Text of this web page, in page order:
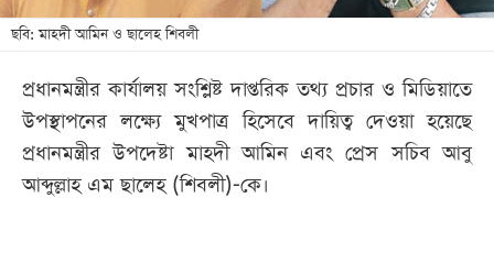
শিক্ষা
সব
বিভাগ
ছবি
ছবি: মাহদী আমিন ও ছালেহ শিবলী
প্রধানমন্ত্রীর কার্যালয় সংশ্লিষ্ট দাপ্তরিক তথ্য প্রচার ও মিডিয়াতে
উপস্থাপনের লক্ষ্যে মুখপাত্র হিসেবে দায়িত্ব দেওয়া হয়েছে
প্রধানমন্ত্রীর উপদেষ্টা মাহদী আমিন এবং প্রেস সচিব আবু
আব্দুল্লাহ এম ছালেহ (শিবলী)-কে।